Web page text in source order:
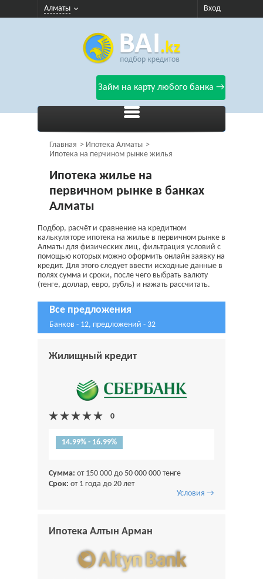
Алматы Вход
Займ на карту любого банка →
Главная
Ипотека Алматы
Ипотека на перчином рынке жилья
Ипотека жилье на
первичном рынке в банках
Алматы
Подбор, расчёт и сравнение на кредитном
калькуляторе ипотека на жилье в первичном рынке в
Алматы для физических лиц, фильтрация условий с
помощью которых можно оформить онлайн заявку на
кредит. Для этого следует ввести исходные данные в
полях сумма и сроки, после чего выбрать валюту
(тенге, доллар, евро, рубль) и нажать рассчитать.
Все предложения
Банков - 12, предложений - 32
Жилищный кредит
14.99% - 16.99%
Сумма: от 150 000 до 50 000 000 тенге
Срок: от 1 года до 20 лет
Условия →
Ипотека Алтын Арман